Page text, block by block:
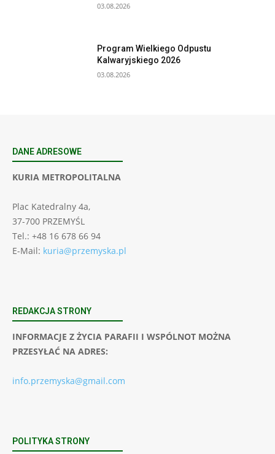
03.08.2026
Program Wielkiego Odpustu
Kalwaryjskiego 2026
03.08.2026
DANE ADRESOWE
KURIA METROPOLITALNA
Plac Katedralny 4a,
37-700 PRZEMYŚL
Tel.: +48 16 678 66 94
E-Mail: kuria@przemyska.pl
REDAKCJA STRONY
INFORMACJE Z ŻYCIA PARAFII I WSPÓLNOT MOŻNA
PRZESYŁAĆ NA ADRES:
info.przemyska@gmail.com
POLITYKA STRONY